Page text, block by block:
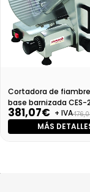
Cortadora de
base barnizada CES-
381,07€ + IVA
MÁS